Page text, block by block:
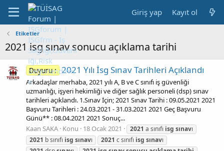
Giriş yap Kayıt ol
Etiketler
2021 isg sınav sonucu açıklama tarihi
Duyuru : 2021 Yılı İsg Sınav Tarihleri Açıklandı
Arkadaşlar merhaba, 2021 yılı A, B ve C sınıfı iş güvenliği
uzmanlığı, işyeri hekimliği ve diğer sağlık personeli (dsp) sınav
tarihleri açıklandı. 1.Sınav İçin; 2021 Sınav Tarihi : 09.05.2021 2021
Başvuru Tarihleri : 24.03.2021 - 31.03.2021 2021 Geç Başvuru
Günü** : 08.04.2021 2021 Sonuç...
Kaan SAKA Konu 18 Ocak 2021 2021 a sınıfı isg sınavı
2021 b sınıfı isg sınavı 2021 c sınıfı isg sınavı